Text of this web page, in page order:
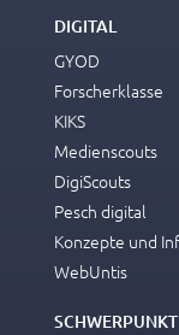
DIGITAL
GYOD
Forscherklasse
KIKS
Medienscouts
DigiScouts
Pesch digital
Konzepte und
WebUntis